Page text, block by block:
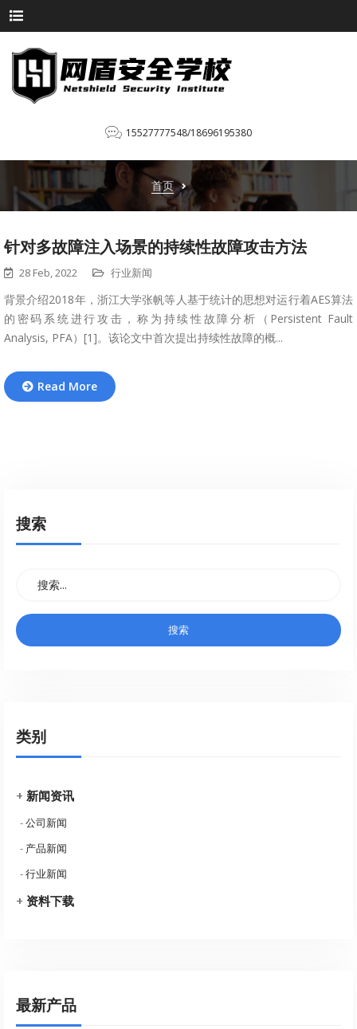
15527777548/18696195380
首页
针对多故障注入场景的持续性故障攻击方法
28 Feb, 2022 行业新闻
背景介绍2018年，浙江大学张帆等人基于统计的思想对运行着AES算法
的密码系统进行攻击，称为持续性故障分析（Persistent Fault
Analysis, PFA）[1]。该论文中首次提出持续性故障的概...
Read More
搜索
类别
+ 新闻资讯
-公司新闻
- 产品新闻
-行业新闻
+ 资料下载
最新产品